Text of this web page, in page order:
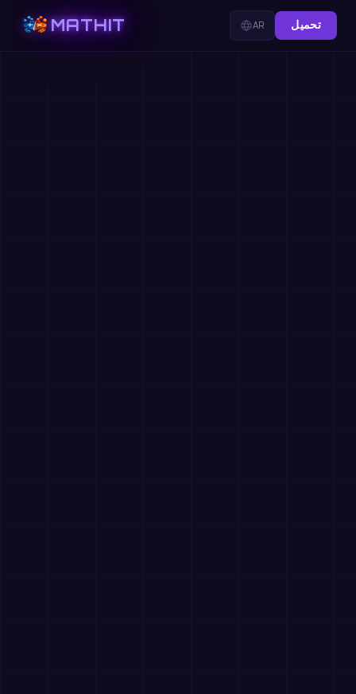
MATHIT AR تحميل